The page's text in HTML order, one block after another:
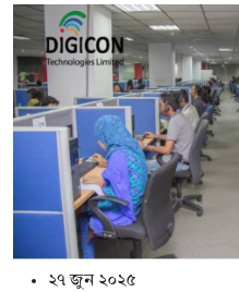
২৭ জুন ২০২৫